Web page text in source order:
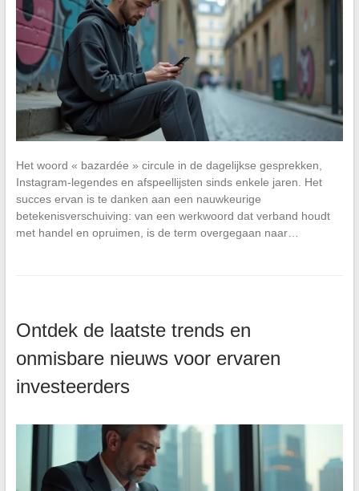
Het woord « bazardée » circule in de dagelijkse gesprekken,
Instagram-legendes en afspeellijsten sinds enkele jaren. Het
succes ervan is te danken aan een nauwkeurige
betekenisverschuiving: van een werkwoord dat verband houdt
met handel en opruimen, is de term overgegaan naar…
Ontdek de laatste trends en
onmisbare nieuws voor ervaren
investeerders